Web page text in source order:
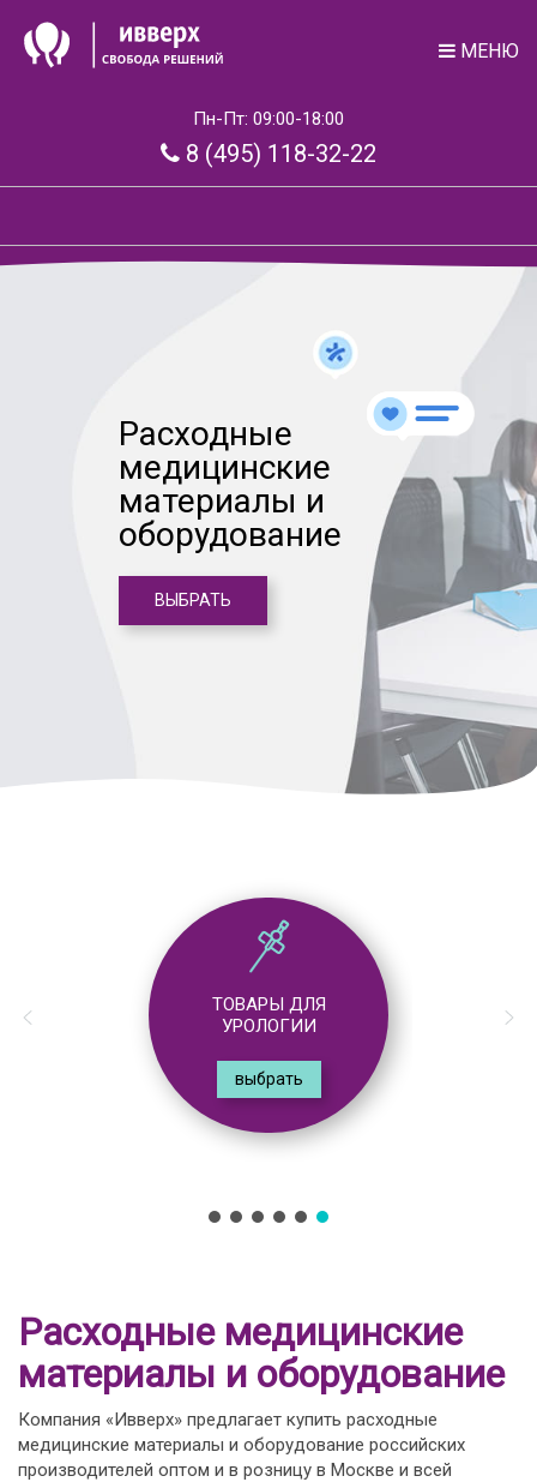
МЕНЮ
Пн-Пт: 09:00-18:00
8 (495) 118-32-22
Расходные
медицинские
материалы и
оборудование
ВЫБРАТЬ
ТОВАРЫ ДЛЯ
УРОЛОГИИ
выбрать
Расходные медицинские
материалы и оборудование
Компания «Ивверх» предлагает купить расходные
медицинские материалы и оборудование российских
производителей оптом и в розницу в Москве и всей